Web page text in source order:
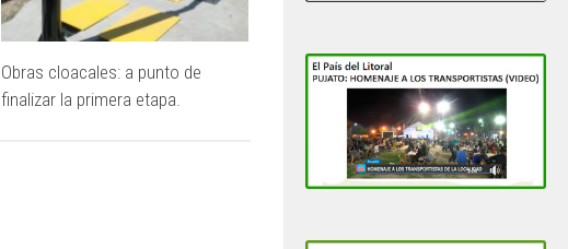
Obras cloacales: a punto de
finalizar la primera etapa.